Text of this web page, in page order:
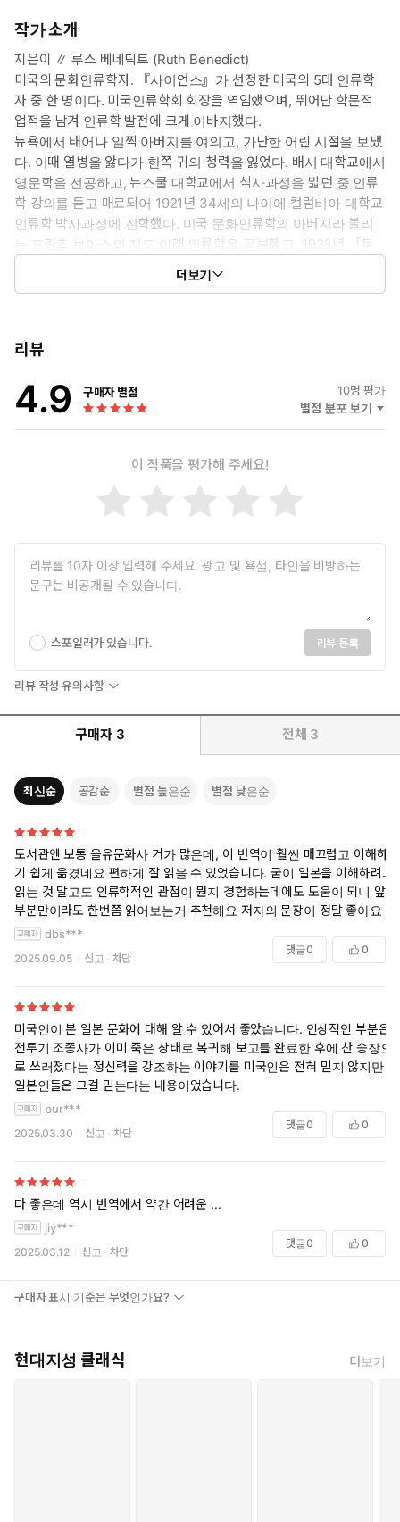
작가 소개
지은이 ∥ 루스 베네딕트 (Ruth Benedict)
미국의 문화인류학자. 『사이언스』가 선정한 미국의 5대 인류학
자 중 한 명이다. 미국인류학회 회장을 역임했으며, 뛰어난 학문적
업적을 남겨 인류학 발전에 크게 이바지했다.
뉴욕에서 태어나 일찍 아버지를 여의고, 가난한 어린 시절을 보냈
다. 이때 열병을 앓다가 한쪽 귀의 청력을 잃었다. 배서 대학교에서
영문학을 전공하고, 뉴스쿨 대학교에서 석사과정을 밟던 중 인류
학 강의를 듣고 매료되어 1921년 34세의 나이에 컬럼비아 대학교
인류학 박사과정에 진학했다. 미국 문화인류학의 아버지라 불리
는 프란츠 보아스의 지도 아래 인류학을 공부했고, 1923년 「북
아메리카의 수호신 개념」이라는 논문으로 박사 학위를 받았다.
베네딕트는 문화를 지적·종교적·미적 요소의 총체적 구성물로 보
‘문화와 개성 학파’의 주축이었다.
을 받았고, 미국 대학 모든 인류학 강좌의 필수 교재가 되었다.
1939년 출간한 『인종: 과학과 정치』는 나치의 인종주의 이데올
로기와 그 기반이 된 서구의 인종주의를 분석했다. 제2차 세계대
하기 시작했고, 그 결과물을 1946년 『국화와 칼』로 출간했다.
베네딕트의 연구는 미국이 전후 일본 점령 정책의 방향을 정하는
데 큰 영향을 미쳤다. 이후 컬럼비아 대학교에서 교수로 재직하며
1946년 미국대학여성협회로부터 평생공로상을 받았고, 2005년
미국 여성 명예의 전당에 헌액되었다. 미국인류학회는 루스 베네
딕트의 이름을 딴 상을 제정하고 매년 탁월한 인류학 저술을 선정
해 수여한다.
옮긴이 ∥ 왕은철
애도와 상처, 타자 윤리의 문제에 각별한 관심을 기울여온 영문학
자이자 『현대문학』으로 등단한 문학평론가. 전북대학교 영문
과를 졸업하고, 펜실베이니아 클래리언 대학교와 메릴랜드 대학
교에서 각각 영문학 석사와 박사 학위를 받았다. H. B. 이어하트재
단, 케이프타운대학학술재단, 풀브라이트재단의 펠로 및 한국학술진
대학교에서 객원교수를 지냈다. 유영번역상, 전숙희문학상, 한국영
어영문학회 학술상, 생명의신비상, 전북대학교 학술상, 전북대동문
대상, 부천디아스포라문학상 번역가상 등 다수의 상을 수상했고, 전
북대학교 석좌교수를 역임했다.
『폴란드인』 『철의 시대』 『야만인을 기다리며』 『천 개의
찬란한 태양』 『연을 쫓는 아이』 등 50여 권의 책을 우리말로
옮겼으며, 『J. M. 쿳시의 대화적 소설』(문화체육관광부 우수도
서), 『문학의 거장들』(한국연구재단 우수도서), 『애도예찬』
(전숙희문학상), 『타자의 정치학과 문학』(한국영어영문학회
학술상), 『트라우마와 문학, 그 침묵의 소리들』(생명의신비
상), 『따뜻함을 찾아서』 등을 썼다.
더보기
리뷰
4.9 구매자 별점 10명 평가
별점 분포 보기
이 작품을 평가해 주세요!
스포일러가 있습니다. 리뷰 등록
리뷰 작성 유의사항
구매자 3 전체 3
최신순 공감순 별점 높은순 별점 낮은순
도서관엔 보통 을유문화사 거가 많은데, 이 번역이 훨씬 매끄럽고 이해하
기 쉽게 옮겼네요 편하게 잘 읽을 수 있었습니다. 굳이 일본을 이해하려고
읽는 것 말고도 인류학적인 관점이 뭔지 경험하는데에도 도움이 되니 앞
부분만이라도 한번쯤 읽어보는거 추천해요 저자의 문장이 정말 좋아요
dbs***
2025.09.05 신고 차단
댓글0 0
미국인이 본 일본 문화에 대해 알 수 있어서 좋았습니다. 인상적인 부분은
전투기 조종사가 이미 죽은 상태로 복귀해 보고를 완료한 후에 찬 송장으
로 쓰러졌다는 정신력을 강조하는 이야기를 미국인은 전혀 믿지 않지만
일본인들은 그걸 믿는다는 내용이었습니다.
pur***
2025.03.30 신고 차단
댓글0 0
다 좋은데 역시 번역에서 약간 어려운 ...
jiy***
2025.03.12 신고 차단
댓글0 0
구매자 표시 기준은 무엇인가요?
현대지성 클래식 더보기